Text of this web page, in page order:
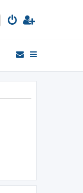
Uitgebreid zoeken